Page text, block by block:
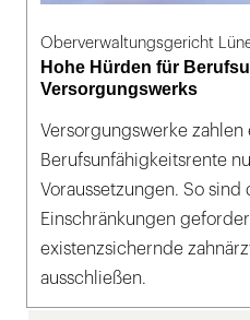
Oberverwaltungsgericht
Hohe Hürden für
Versorgungswerks
Versorgungswerke zahlen
Berufsunfähigkeitsrente
Voraussetzungen. So sind
Einschränkungen
existenzsichernde
ausschließen.